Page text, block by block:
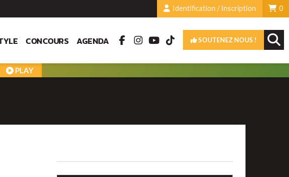
0
Identification / Inscription
CONCOURS AGENDA SOUTENEZ NOUS !
PLAY